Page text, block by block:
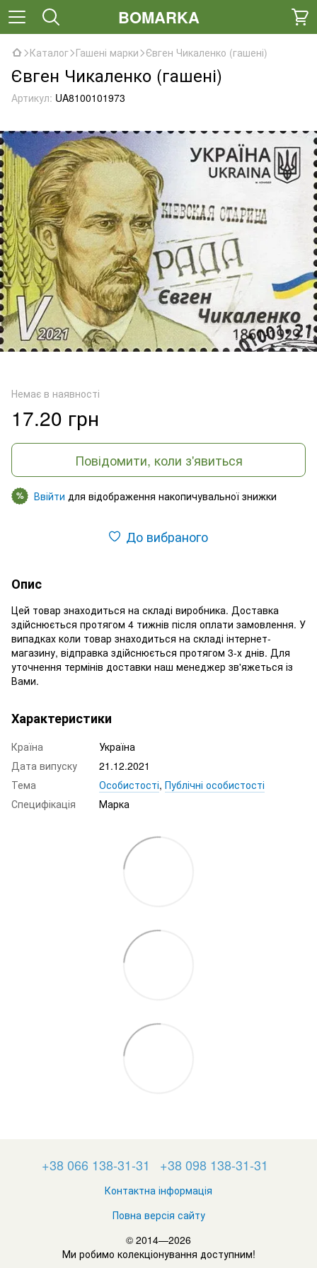
BOMARKA
Каталог Гашені марки Євген Чикаленко (гашені)
Євген Чикаленко (гашені)
Артикул: UA8100101973
Немає в наявності
17.20 грн
Повідомити, коли з'явиться
% Ввійти для відображення накопичувальної знижки
До вибраного
Опис
Цей товар знаходиться на складі виробника. Доставка
здійснюється протягом 4 тижнів після оплати замовлення. У
випадках коли товар знаходиться на складі інтернет-
магазину, відправка здійснюється протягом 3-х днів. Для
уточнення термінів доставки наш менеджер зв'яжеться із
Вами.
Характеристики
Країна
Україна
Дата випуску
21.12.2021
Тема
Особистості, Публічні особистості
Специфікація
Марка
+38 066 138-31-31 +38 098 138-31-31
Контактна інформація
Повна версія сайту
© 2014—2026
Ми робимо колекціонування доступним!